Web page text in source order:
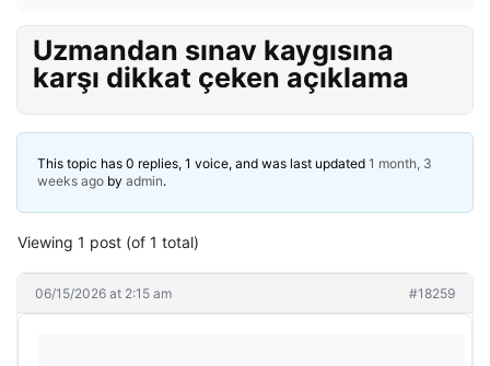
Uzmandan sınav kaygısına
karşı dikkat çeken açıklama
This topic has 0 replies, 1 voice, and was last updated 1 month, 3
weeks ago by admin.
Viewing 1 post (of 1 total)
06/15/2026 at 2:15 am #18259